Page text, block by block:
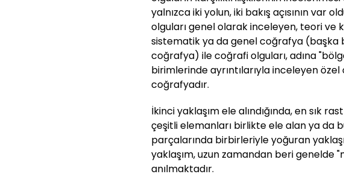
yalnızca iki yolun, iki bakış açısının var
olguları genel olarak inceleyen, teori ve
sistematik ya da genel coğrafya (başka
coğrafya) ile coğrafi olguları, adına
birimlerinde ayrıntılarıyla inceleyen
coğrafyadır.
İkinci yaklaşım ele alındığında, en sık
çeşitli elemanları birlikte ele alan ya da
parçalarında birbirleriyle yoğuran
yaklaşım, uzun zamandan beri genelde
anılmaktadır.